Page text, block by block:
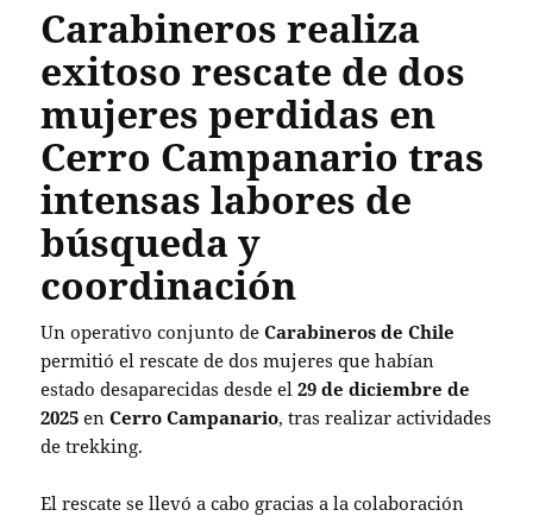
Carabineros realiza
exitoso rescate de dos
mujeres perdidas en
Cerro Campanario tras
intensas labores de
búsqueda y
coordinación
Un operativo conjunto deCarabineros de Chile
permitió el rescate de dos mujeres que habían
estado desaparecidas desde el29 de diciembre de
2025 enCerro Campanario, tras realizar actividades
de trekking.
El rescate se llevó a cabo gracias a la colaboración